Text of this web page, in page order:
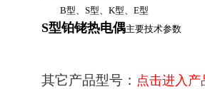
B型、S型、K型、E型
S型铂铑热电偶主要技术参数
其它产品型号： 点击进入产